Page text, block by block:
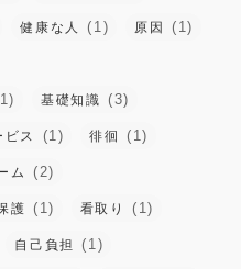
健康な人 (1) 原因 (1)
基礎知識 (3)
ビス (1) 徘徊 (1)
ム (2)
護 (1) 看取り (1)
自己負担 (1)